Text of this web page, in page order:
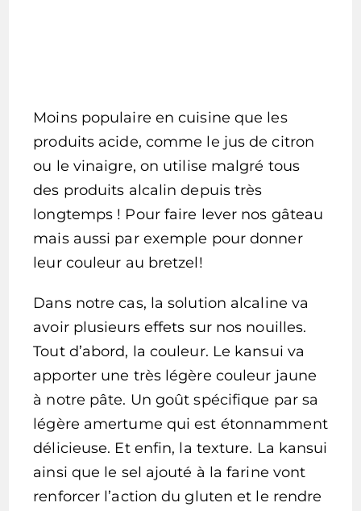
Moins populaire en cuisine que les
produits acide, comme le jus de citron
ou le vinaigre, on utilise malgré tous
des produits alcalin depuis très
longtemps ! Pour faire lever nos gâteau
mais aussi par exemple pour donner
leur couleur au bretzel!
Dans notre cas, la solution alcaline va
avoir plusieurs effets sur nos nouilles.
Tout d’abord, la couleur. Le kansui va
apporter une très légère couleur jaune
à notre pâte. Un goût spécifique par sa
légère amertume qui est étonnamment
délicieuse. Et enfin, la texture. La kansui
ainsi que le sel ajouté à la farine vont
renforcer l’action du gluten et le rendre